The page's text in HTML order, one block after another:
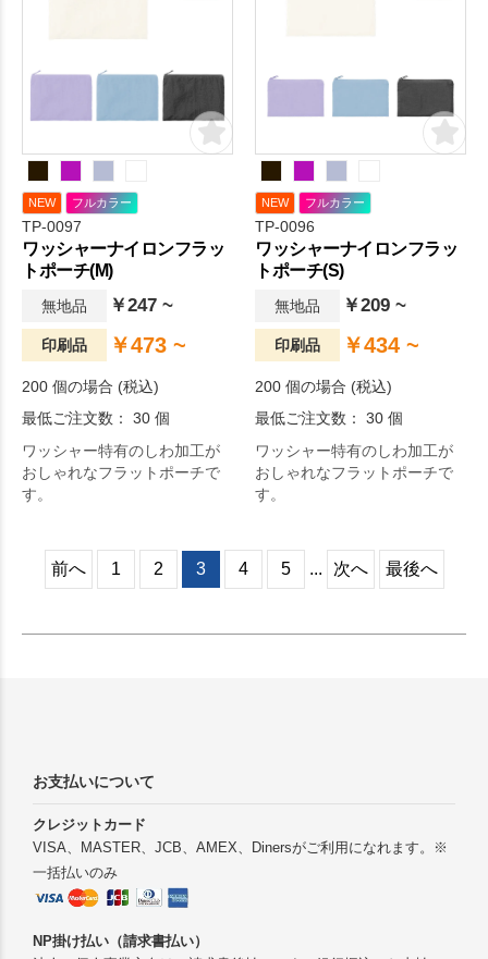
NEW フルカラー
TP-0097
ワッシャーナイロンフラッ
トポーチ(M)
無地品 ￥247 ~
印刷品 ￥473 ~
200 個の場合 (税込)
最低ご注文数： 30 個
ワッシャー特有のしわ加工が
おしゃれなフラットポーチで
す。
NEW フルカラー
TP-0096
ワッシャーナイロンフラッ
トポーチ(S)
無地品 ￥209 ~
印刷品 ￥434 ~
200 個の場合 (税込)
最低ご注文数： 30 個
ワッシャー特有のしわ加工が
おしゃれなフラットポーチで
す。
前へ 1 2 3 4 5 ... 次へ 最後へ
お支払いについて
クレジットカード
VISA、MASTER、JCB、AMEX、Dinersがご利用になれます。※
一括払いのみ
NP掛け払い（請求書払い）